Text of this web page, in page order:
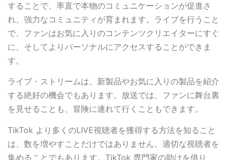
することで、率直で本物のコミュニケーションが促進さ
れ、強力なコミュニティが育まれます。ライブを行うこと
で、ファンはお気に入りのコンテンツクリエイターにすぐ
に、そしてよりパーソナルにアクセスすることができま
す。
ライブ・ストリームは、新製品やお気に入りの製品を紹介
する絶好の機会でもあります。放送では、ファンに舞台裏
を見せることも、冒険に連れて行くこともできます。
TikTok より多くのLIVE視聴者を獲得する方法を知ること
は、数を増やすことだけではありません。適切な視聴者を
集めることでもあります。TikTok 専門家の助けを借り